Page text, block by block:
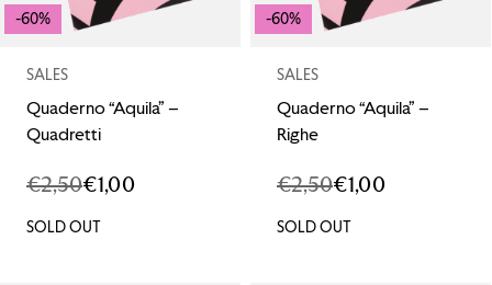
-60%
SALES
Quaderno “Aquila” –
Quadretti
€2,50
IL
ORIGINALE
€1,00
IL
ATTUALE
SOLD OUT
-60%
SALES
Quaderno “Aquila” –
Righe
€2,50
IL
ORIGINALE
€1,00
IL
ATTUALE
SOLD OUT